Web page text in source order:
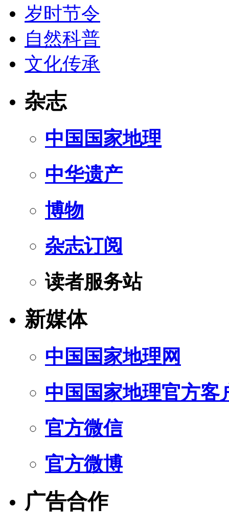
岁时节令
自然科普
文化传承
杂志
中国国家地理
中华遗产
博物
杂志订阅
读者服务站
新媒体
中国国家地理网
中国国家地理官方客
官方微信
官方微博
广告合作